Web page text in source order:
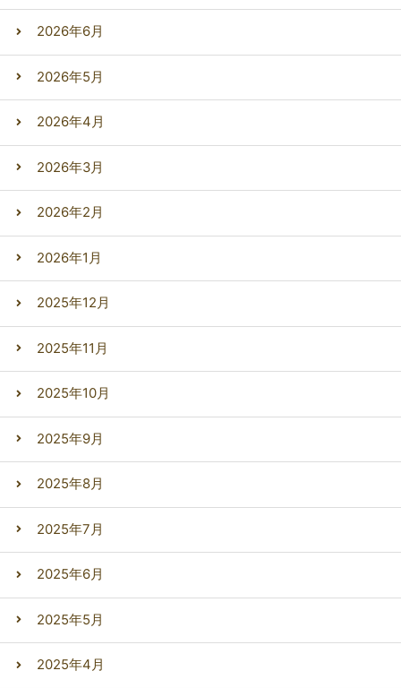
2026年6月
2026年5月
2026年4月
2026年3月
2026年2月
2026年1月
2025年12月
2025年11月
2025年10月
2025年9月
2025年8月
2025年7月
2025年6月
2025年5月
2025年4月